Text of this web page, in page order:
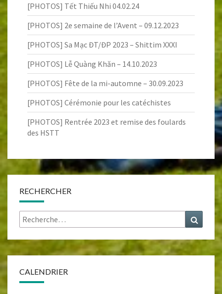
[PHOTOS] Tết Thiếu Nhi 04.02.24
[PHOTOS] 2e semaine de l’Avent – 09.12.2023
[PHOTOS] Sa Mạc ĐT/ĐP 2023 – Shittim XXXI
[PHOTOS] Lễ Quàng Khăn – 14.10.2023
[PHOTOS] Fête de la mi-automne – 30.09.2023
[PHOTOS] Cérémonie pour les catéchistes
[PHOTOS] Rentrée 2023 et remise des foulards
des HSTT
RECHERCHER
Rechercher :
CALENDRIER